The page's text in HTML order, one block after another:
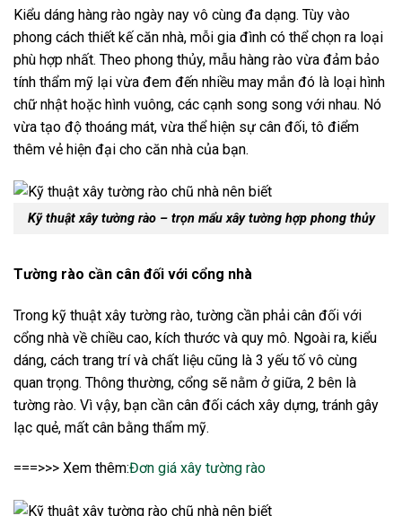
Kiểu dáng hàng rào ngày nay vô cùng đa dạng. Tùy vào
phong cách thiết kế căn nhà, mỗi gia đình có thể chọn ra loại
phù hợp nhất. Theo phong thủy, mẫu hàng rào vừa đảm bảo
tính thẩm mỹ lại vừa đem đến nhiều may mắn đó là loại hình
chữ nhật hoặc hình vuông, các cạnh song song với nhau. Nó
vừa tạo độ thoáng mát, vừa thể hiện sự cân đối, tô điểm
thêm vẻ hiện đại cho căn nhà của bạn.
Kỹ thuật xây tường rào– trọn mẩu xây tường hợp phong thủy
Tường rào cần cân đối với cổng nhà
Trong kỹ thuật xây tường rào, tường cần phải cân đối với
cổng nhà về chiều cao, kích thước và quy mô. Ngoài ra, kiểu
dáng, cách trang trí và chất liệu cũng là 3 yếu tố vô cùng
quan trọng. Thông thường, cổng sẽ nằm ở giữa, 2 bên là
tường rào. Vì vậy, bạn cần cân đối cách xây dựng, tránh gây
lạc quẻ, mất cân bằng thẩm mỹ.
===>>> Xem thêm:Đơn giá xây tường rào